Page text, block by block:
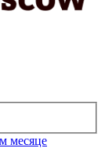
месяце